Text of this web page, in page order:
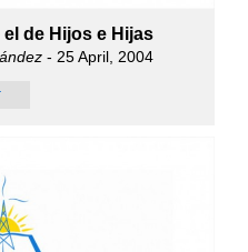
de Hijos e Hijas
- 25 April, 2004